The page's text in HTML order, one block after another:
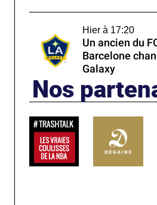
Hier à 17:20
Un ancien du
Barcelone
Galaxy
Nos